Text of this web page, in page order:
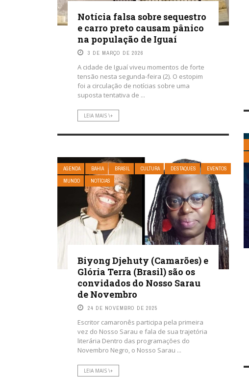
Notícia falsa sobre sequestro
e carro preto causam pânico
na população de Iguaí
3 DE MARÇO DE 2026
A cidade de Iguaí viveu momentos de forte
tensão nesta segunda-feira (2). O estopim
foi a circulação de notícias sobre uma
suposta tentativa de ...
LEIA MAIS \+
AGENDA BAHIA BRASIL CULTURA DESTAQUES
EVENTOS
MUNDO
NOTÍCIAS
Biyong Djehuty (Camarões) e
Glória Terra (Brasil) são os
convidados do Nosso Sarau
de Novembro
24 DE NOVEMBRO DE 2025
Escritor camaronês participa pela primeira
vez do Nosso Sarau e fala de sua trajetória
literária Dentro das programações do
Novembro Negro, o Nosso Sarau ...
LEIA MAIS \+